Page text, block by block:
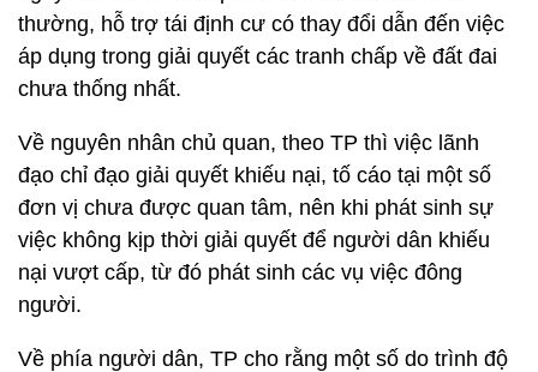
thường, hỗ trợ tái định cư có thay đổi dẫn đến việc
áp dụng trong giải quyết các tranh chấp về đất đai
chưa thống nhất.
Về nguyên nhân chủ quan, theo TP thì việc lãnh
đạo chỉ đạo giải quyết khiếu nại, tố cáo tại một số
đơn vị chưa được quan tâm, nên khi phát sinh sự
việc không kịp thời giải quyết để người dân khiếu
nại vượt cấp, từ đó phát sinh các vụ việc đông
người.
Về phía người dân, TP cho rằng một số do trình độ